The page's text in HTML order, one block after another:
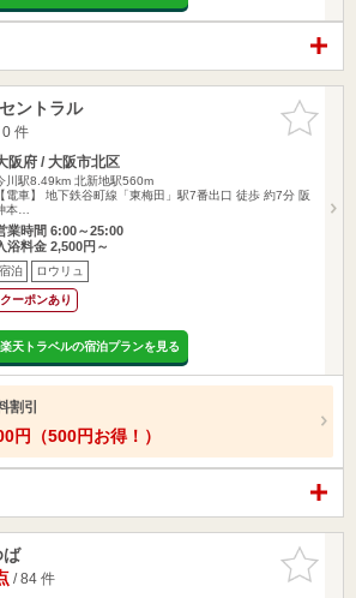
お気に入
りに追加
ントラル
件
阪府 / 大阪市北区
川駅8.49km 北新地駅560m
【電車】 地下鉄谷町線「東梅田」駅7番出口 徒歩 約7分 阪
本…
業時間 6:00～25:00
浴料金 2,500円～
宿泊 ロウリュ
クーポンあり
楽天トラベルの宿泊プランを見る
割引
円（500円お得！）
お気に入
りに追加
/ 84 件